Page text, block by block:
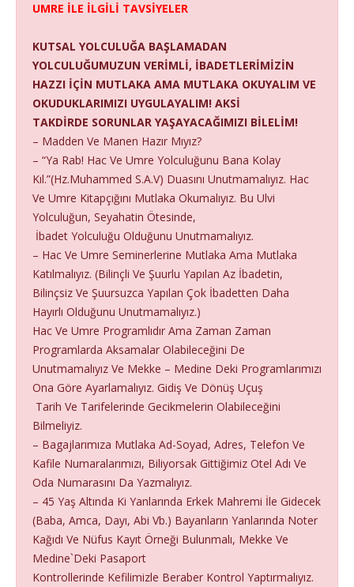
UMRE İLE İLGİLİ TAVSİYELER
KUTSAL YOLCULUĞA BAŞLAMADAN
YOLCULUĞUMUZUN VERİMLİ, İBADETLERİMİZİN
HAZZI İÇİN MUTLAKA AMA MUTLAKA OKUYALIM VE
OKUDUKLARIMIZI UYGULAYALIM! AKSİ
TAKDİRDE SORUNLAR YAŞAYACAĞIMIZI BİLELİM!
– Madden Ve Manen Hazır Mıyız?
– “Ya Rab! Hac Ve Umre Yolculuğunu Bana Kolay
Kıl.”(Hz.Muhammed S.A.V) Duasını Unutmamalıyız. Hac
Ve Umre Kitapçığını Mutlaka Okumalıyız. Bu Ulvi
Yolculuğun, Seyahatin Ötesinde,
İbadet Yolculuğu Olduğunu Unutmamalıyız.
– Hac Ve Umre Seminerlerine Mutlaka Ama Mutlaka
Katılmalıyız. (Bilinçli Ve Şuurlu Yapılan Az İbadetin,
Bilinçsiz Ve Şuursuzca Yapılan Çok İbadetten Daha
Hayırlı Olduğunu Unutmamalıyız.)
Hac Ve Umre Programlıdır Ama Zaman Zaman
Programlarda Aksamalar Olabileceğini De
Unutmamalıyız Ve Mekke – Medine Deki Programlarımızı
Ona Göre Ayarlamalıyız. Gidiş Ve Dönüş Uçuş
Tarih Ve Tarifelerinde Gecikmelerin Olabileceğini
Bilmeliyiz.
– Bagajlarımıza Mutlaka Ad-Soyad, Adres, Telefon Ve
Kafile Numaralarımızı, Biliyorsak Gittiğimiz Otel Adı Ve
Oda Numarasını Da Yazmalıyız.
– 45 Yaş Altında Ki Yanlarında Erkek Mahremi İle Gidecek
(Baba, Amca, Dayı, Abi Vb.) Bayanların Yanlarında Noter
Kağıdı Ve Nüfus Kayıt Örneği Bulunmalı, Mekke Ve
Medine`Deki Pasaport
Kontrollerinde Kefilimizle Beraber Kontrol Yaptırmalıyız.